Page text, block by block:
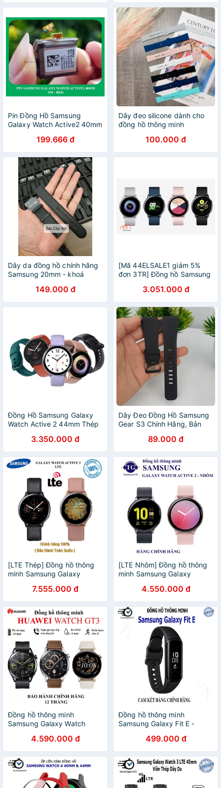
Pin Đồng Hồ Samsung
Galaxy Watch Active2 40mm
199.666 đ
Dây đeo silicone dành cho
đồng hồ thông minh
100.000 đ
Dây da đồng hồ chính hãng
Samsung 20mm - khoá
149.000 đ
[Mã 44ELSALE1 giảm 5%
đơn 3TR] Đồng hồ Samsung
3.051.000 đ
Đồng Hồ Samsung Galaxy
Watch Active 2 44mm Thép
3.350.000 đ
Dây Đeo Đồng Hồ Samsung
Gear S3 Chính Hãng, Bản
89.000 đ
[LTE Thép] Đồng hồ thông
minh Samsung Galaxy
7.555.000 đ
[LTE Nhôm] Đồng hồ thông
minh Samsung Galaxy
4.550.000 đ
Đồng hồ thông minh
Samsung Galaxy Watch
4.590.000 đ
Đồng hồ thông minh
Samsung Galaxy Fit E -
499.000 đ